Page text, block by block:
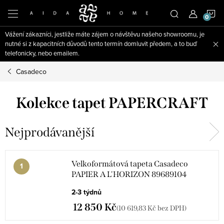
obsah
Vážení zákazníci, jestliže máte zájem o návštěvu našeho showroomu, je
nutné si z kapacitních důvodů tento termín domluvit předem, a to buď
telefonicky, nebo emailem.
Casadeco
Kolekce tapet PAPERCRAFT
Nejprodávanější
Velkoformátová tapeta Casadeco
PAPIER A L'HORIZON 89689104
2-3 týdnů
12 850 Kč(10 619,83 Kč bez DPH)